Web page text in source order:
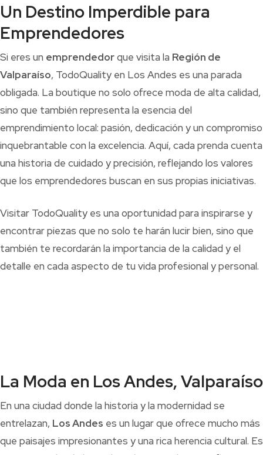
Un Destino Imperdible para
Emprendedores
Si eres un emprendedorque visita la Región de
Valparaíso, TodoQuality en Los Andes es una parada
obligada. La boutique no solo ofrece moda de alta calidad,
sino que también representa la esencia del
emprendimiento local: pasión, dedicación y un compromiso
inquebrantable con la excelencia. Aquí, cada prenda cuenta
una historia de cuidado y precisión, reflejando los valores
que los emprendedores buscan en sus propias iniciativas.
Visitar TodoQuality es una oportunidad para inspirarse y
encontrar piezas que no solo te harán lucir bien, sino que
también te recordarán la importancia de la calidad y el
detalle en cada aspecto de tu vida profesional y personal.
La Moda en Los Andes, Valparaíso
En una ciudad donde la historia y la modernidad se
entrelazan, Los Andes es un lugar que ofrece mucho más
que paisajes impresionantes y una rica herencia cultural. Es